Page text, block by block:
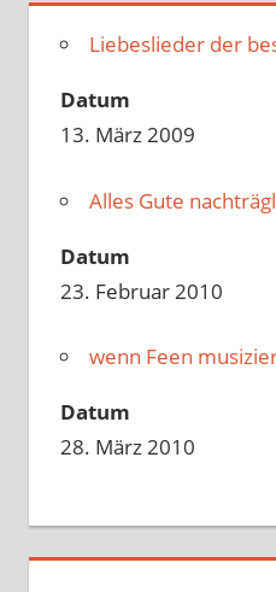
Liebeslieder der
Datum
13. März 2009
Alles Gute
Datum
23. Februar 2010
wenn Feen
Datum
28. März 2010